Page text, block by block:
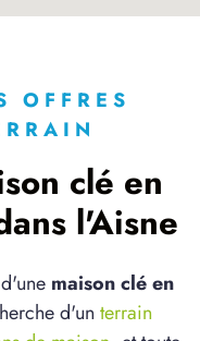
OFFRES
clé en
l'Aisne
maison clé en
d'un terrain